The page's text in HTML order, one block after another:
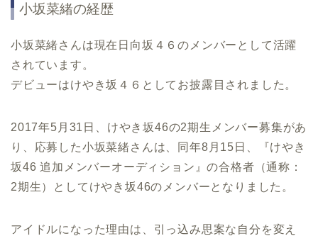
小坂菜緒の経歴
小坂菜緒さんは現在日向坂４６のメンバーとして活躍
されています。
デビューはけやき坂４６としてお披露目されました。
2017年5月31日、けやき坂46の2期生メンバー募集があ
り、応募した小坂菜緒さんは、同年8月15日、『けやき
坂46 追加メンバーオーディション』の合格者（通称：
2期生）としてけやき坂46のメンバーとなりました。
アイドルになった理由は、引っ込み思案な自分を変え